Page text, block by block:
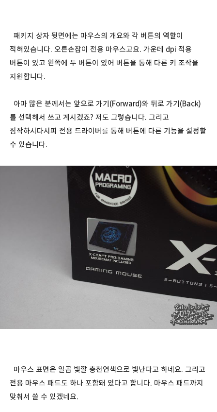
패키지 상자 뒷면에는 마우스의 개요와 각 버튼의 역할이
적혀있습니다. 오른손잡이 전용 마우스고요. 가운데 dpi 적용
버튼이 있고 왼쪽에 두 버튼이 있어 버튼을 통해 다른 키 조작을
지원합니다.
아마 많은 분께서는 앞으로 가기(Forward)와 뒤로 가기(Back)
를 선택해서 쓰고 계시겠죠? 저도 그렇습니다. 그리고
짐작하시다시피 전용 드라이버를 통해 버튼에 다른 기능을 설정할
수 있습니다.
마우스 표면은 일곱 빛깔 총천연색으로 빛난다고 하네요. 그리고
전용 마우스 패드도 하나 포함돼 있다고 합니다. 마우스 패드까지
맞춰서 쓸 수 있겠네요.